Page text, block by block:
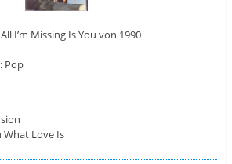
I’m Missing Is You von 1990
Pop
What Love Is